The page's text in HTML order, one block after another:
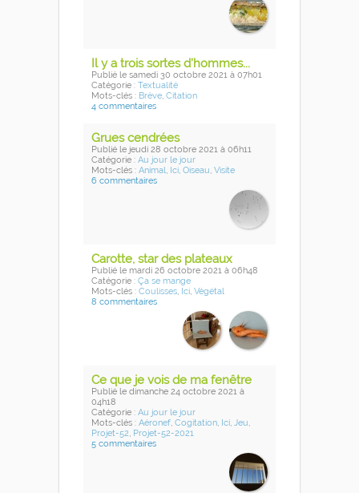
Il y a trois sortes d’hommes...
Publié le samedi 30 octobre 2021 à 07h01
Catégorie : Textualité
Mots-clés : Brève, Citation
4 commentaires
Grues cendrées
Publié le jeudi 28 octobre 2021 à 06h11
Catégorie : Au jour le jour
Mots-clés : Animal, Ici, Oiseau, Visite
6 commentaires
Carotte, star des plateaux
Publié le mardi 26 octobre 2021 à 06h48
Catégorie : Ça se mange
Mots-clés : Coulisses, Ici, Végétal
8 commentaires
Ce que je vois de ma fenêtre
Publié le dimanche 24 octobre 2021 à
04h18
Catégorie : Au jour le jour
Mots-clés : Aéronef, Cogitation, Ici, Jeu,
Projet-52, Projet-52-2021
5 commentaires